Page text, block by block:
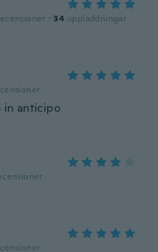
· 34 uppladdningar
in anticipo